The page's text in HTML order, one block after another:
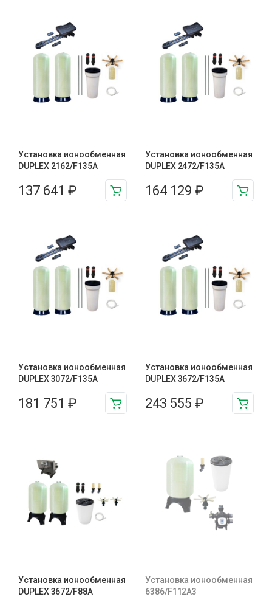
Установка ионообменная
DUPLEX 2162/F135A
137 641 ₽
Установка ионообменная
DUPLEX 2472/F135A
164 129 ₽
Установка ионообменная
DUPLEX 3072/F135A
181 751 ₽
Установка ионообменная
DUPLEX 3672/F135A
243 555 ₽
Установка ионообменная
DUPLEX 3672/F88A
Установка ионообменная
6386/F112A3